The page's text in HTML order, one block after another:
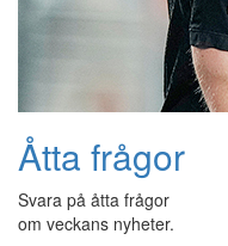
Åtta frågor
Svara på åtta frågor
om veckans nyheter.